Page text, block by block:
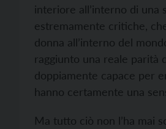
interiore all’interno di una
estremamente critiche,
donna all’interno del
raggiunto una reale parità
doppiamente capace per
hanno certamente una
Ma tutto ciò non l’ha mai